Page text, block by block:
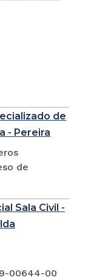
de
- Pereira
de
Sala Civil -
00644-00